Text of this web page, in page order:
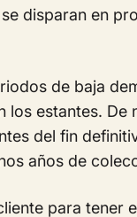
disparan en
de baja
estantes. De
del fin
años de
para tener